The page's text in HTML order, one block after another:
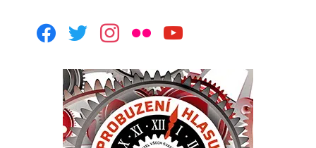
facebooktwitterinstagram
flickr youtube